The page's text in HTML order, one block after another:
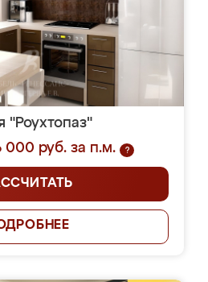
"Роухтопаз"
000 руб. за п.м.
?